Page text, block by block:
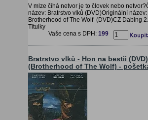
V mlze číhá netvor je to človek nebo
název: Bratrstvo vlků (DVD)Originální název:
Brotherhood of The Wolf (DVD)CZ Dabing
Titulky
Vaše cena s DPH: 199
Bratrstvo vlků - Hon na bestii (DVD)
(Brotherhood of The Wolf) -